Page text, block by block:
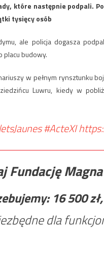
które następnie podpali.
tysięcy osób
ale policja dogasza
placu budowy.
w pełnym rynsztunku
Luwru, kiedy w
#ActeXI
Fundację
16 500
dla